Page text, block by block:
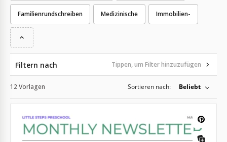
Familienrundschreiben Medizinische Immobilien-
Filtern nach Tippen, um Filter hinzuzufügen
12 Vorlagen Sortieren nach: Beliebt